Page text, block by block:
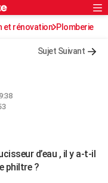
Rechercher
et rénovation Plomberie
Sujet Suivant
d’eau , il y a-t-il
philtre ?